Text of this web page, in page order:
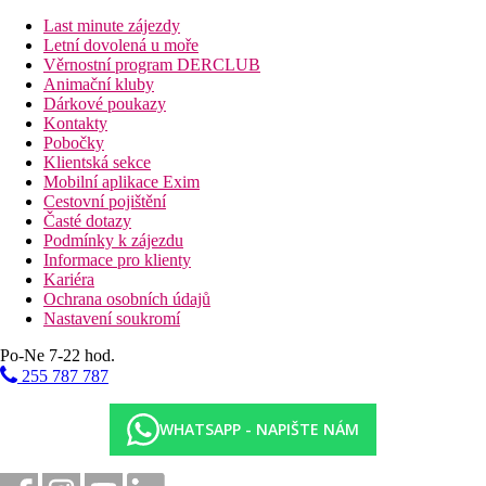
pokoj, velikost pokoje 79 m2.
Rodinná Suita, 2 ložnice, Swim-up:
dveřmi od obývacího pokoje, vstup do bazénu z terasy,
umístěn v části Laguna, velikost pokoje 75 m2.
Rodinná Suita, Duplex, Swim-up:
dveřmi a obývací pokoj, 3 koupelny, vstup do bazénu z
terasy, velikost pokoje 108 m2.
Suita, Deluxe, Výhled moře
velikost pokoje 79 m2.
Suita, Deluxe, Swim-up:
koupelny, vstup do bazénu z terasy, velikost pokoje 79
m2.
Rodinný pokoj, Duplex:
pokoj, 3 koupelny, velikost pokoje 108 m2.
Rodinná Suita, Duplex, Swim-up:
obývací pokoj, 3 koupleny, vstup do bazénu z terasy,
Možnost vyžádat 5 Superior pokojů pro handicapované klienty.
denní a večerní animační program, diskotéka, živá
Za poplatek:herna.
Last minute zájezdy
Letní dovolená u moře
Věrnostní program DERCLUB
Animační kluby
Dárkové poukazy
Kontakty
Pobočky
Klientská sekce
Mobilní aplikace Exim
Cestovní pojištění
Časté dotazy
Podmínky k zájezdu
Informace pro klienty
Kariéra
Ochrana osobních údajů
Nastavení soukromí
Po-Ne 7-22 hod.
255 787 787
WHATSAPP - NAPIŠTE NÁM